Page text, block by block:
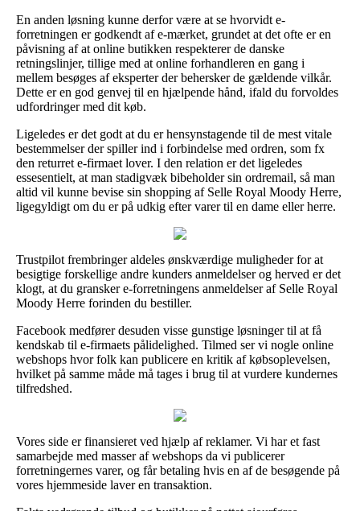
En anden løsning kunne derfor være at se hvorvidt e-
forretningen er godkendt af e-mærket, grundet at det ofte er en
påvisning af at online butikken respekterer de danske
retningslinjer, tillige med at online forhandleren en gang i
mellem besøges af eksperter der behersker de gældende vilkår.
Dette er en god genvej til en hjælpende hånd, ifald du forvoldes
udfordringer med dit køb.
Ligeledes er det godt at du er hensynstagende til de mest vitale
bestemmelser der spiller ind i forbindelse med ordren, som fx
den returret e-firmaet lover. I den relation er det ligeledes
essesentielt, at man stadigvæk bibeholder sin ordremail, så man
altid vil kunne bevise sin shopping af Selle Royal Moody Herre,
ligegyldigt om du er på udkig efter varer til en dame eller herre.
Trustpilot frembringer aldeles ønskværdige muligheder for at
besigtige forskellige andre kunders anmeldelser og herved er det
klogt, at du gransker e-forretningens anmeldelser af Selle Royal
Moody Herre forinden du bestiller.
Facebook medfører desuden visse gunstige løsninger til at få
kendskab til e-firmaets pålidelighed. Tilmed ser vi nogle online
webshops hvor folk kan publicere en kritik af købsoplevelsen,
hvilket på samme måde må tages i brug til at vurdere kundernes
tilfredshed.
Vores side er finansieret ved hjælp af reklamer. Vi har et fast
samarbejde med masser af webshops da vi publicerer
forretningernes varer, og får betaling hvis en af de besøgende på
vores hjemmeside laver en transaktion.